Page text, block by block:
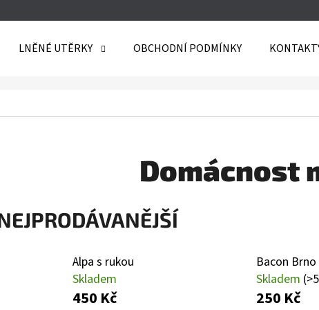
LNĚNÉ UTĚRKY OBCHODNÍ PODMÍNKY
Domácnost
Alpa s rukou
Skladem
450 Kč
Bacon Brno
Skladem
250 Kč
DOPORUČUJEME